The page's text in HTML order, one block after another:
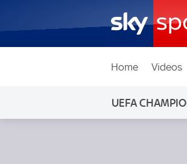
Home Videos
UEFA